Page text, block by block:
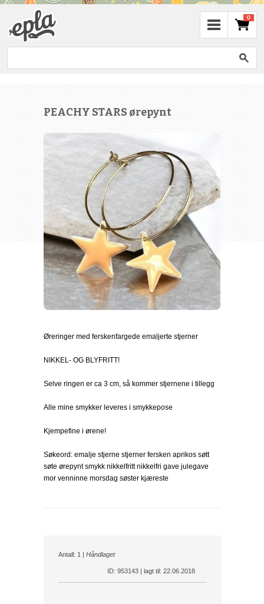
0
PEACHY STARS ørepynt
Øreringer med ferskenfargede emaljerte stjerner
NIKKEL- OG BLYFRITT!
Selve ringen er ca 3 cm, så kommer stjernene i tillegg
Alle mine smykker leveres i smykkepose
Kjempefine i ørene!
Søkeord: emalje stjerne stjerner fersken aprikos søtt
søte ørepynt smykk nikkelfritt nikkelfri gave julegave
mor venninne morsdag søster kjæreste
Antall: 1 | Håndlaget
ID: 953143 | lagt til: 22.06.2018